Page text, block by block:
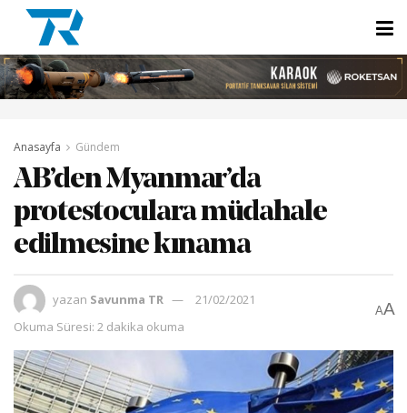
Anasayfa Gündem
AB’den Myanmar’da
protestoculara müdahale
edilmesine kınama
yazan Savunma TR
21/02/2021
Okuma Süresi: 2 dakika okuma
AA